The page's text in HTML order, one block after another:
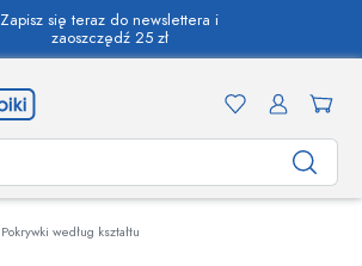
Zapisz się teraz do newslettera i
zaoszczędź 25 zł
Pokrywki według kształtu